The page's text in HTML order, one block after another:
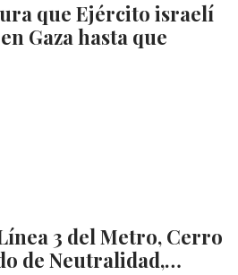
que Ejército israelí
Gaza hasta que
3 del Metro, Cerro
de Neutralidad,…